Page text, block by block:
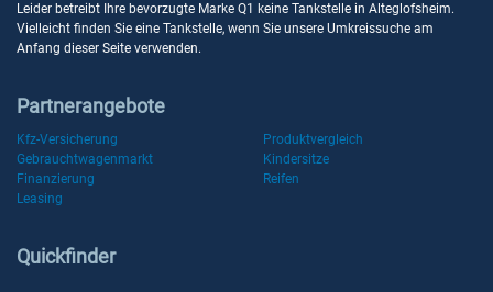
Leider betreibt Ihre bevorzugte Marke Q1 keine Tankstelle in Alteglofsheim.
Vielleicht finden Sie eine Tankstelle, wenn Sie unsere Umkreissuche am
Anfang dieser Seite verwenden.
Partnerangebote
Kfz-Versicherung
Produktvergleich
Gebrauchtwagenmarkt
Kindersitze
Finanzierung
Reifen
Leasing
Quickfinder